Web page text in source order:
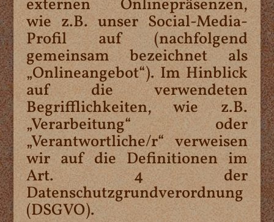
externen Onlinepräsenzen,
wie z.B. unser Social-Media-
Profil auf (nachfolgend
gemeinsam bezeichnet als
„Onlineangebot“). Im Hinblick
auf die verwendeten
Begrifflichkeiten, wie z.B.
„Verarbeitung“ oder
„Verantwortliche/r“ verweisen
wir auf die Definitionen im
Art. 4 der
Datenschutzgrundverordnung
(DSGVO).